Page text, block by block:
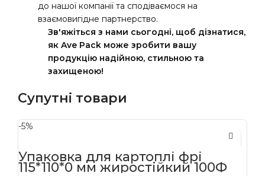
до нашої компанії та сподіваємося на
взаємовигідне партнерство.
Зв'яжіться з нами сьогодні, щоб дізнатися,
як Ave Pack може зробити вашу
продукцію надійною, стильною та
захищеною!
Супутні товари
-5%
Упаковка для картоплі фрі
115*110*0 мм жиростійкий 100Ф